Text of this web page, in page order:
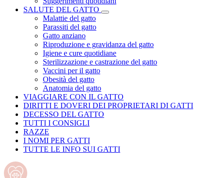
SALUTE DEL GATTO
Malattie del gatto
Parassiti del gatto
Gatto anziano
Riproduzione e gravidanza del gatto
Igiene e cure quotidiane
Sterilizzazione e castrazione del gatto
Vaccini per il gatto
Obesità del gatto
Anatomia del gatto
VIAGGIARE CON IL GATTO
DIRITTI E DOVERI DEI PROPRIETARI DI GATTI
DECESSO DEL GATTO
TUTTI I CONSIGLI
RAZZE
I NOMI PER GATTI
TUTTE LE INFO SUI GATTI